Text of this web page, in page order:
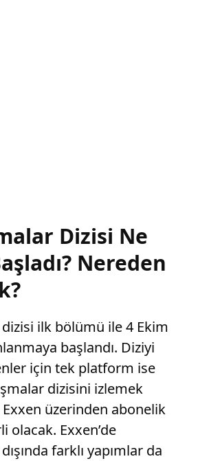
Dizisi Ne
Nereden
dizisi ilk bölümü ile 4 Ekim
başlandı. Diziyi
için tek platform ise
dizisini izlemek
üzerinden abonelik
olacak. Exxen’de
farklı yapımlar da